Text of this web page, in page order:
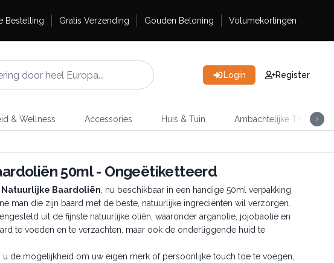
Bestelling Gratis Verzending Gouden Beloning Volumekortingen
Login Register
& Wellness Accessories Huis & Tuin Ambachtelijke Thee
50ml - Ongeëtiketteerd
Natuurlijke Baardoliën , nu beschikbaar in een handige 50ml verpakking
man die zijn baard met de beste, natuurlijke ingrediënten wil verzorgen.
uit de fijnste natuurlijke oliën, waaronder arganolie, jojobaolie en
te voeden en te verzachten, maar ook de onderliggende huid te
de mogelijkheid om uw eigen merk of persoonlijke touch toe te voegen,